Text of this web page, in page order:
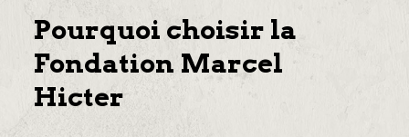
Pourquoi choisir la
Fondation Marcel
Hicter